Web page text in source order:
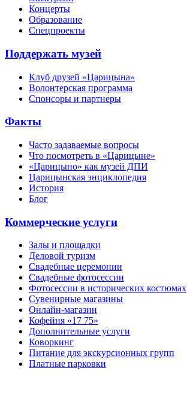
Концерты
Образование
Спецпроекты
Поддержать музей
Клуб друзей «Царицына»
Волонтерская программа
Спонсоры и партнеры
Факты
Часто задаваемые вопросы
Что посмотреть в «Царицыне»
«Царицыно» как музей ДПИ
Царицынская энциклопедия
История
Блог
Коммерческие услуги
Залы и площадки
Деловой туризм
Свадебные церемонии
Свадебные фотосессии
Фотосессии в исторических костюмах
Сувенирные магазины
Онлайн-магазин
Кофейня «17 75»
Дополнительные услуги
Коворкинг
Питание для экскурсионных групп
Платные парковки